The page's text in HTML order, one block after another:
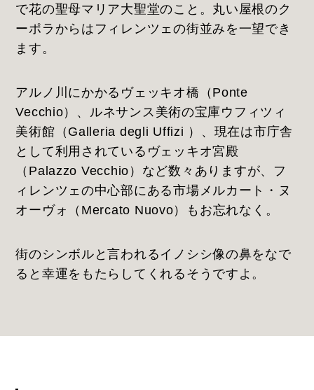
で花の聖母マリア大聖堂のこと。丸い屋根のク
ーポラからはフィレンツェの街並みを一望でき
ます。
アルノ川にかかるヴェッキオ橋（Ponte
Vecchio）、ルネサンス美術の宝庫ウフィツィ
美術館（Galleria degli Uffizi ）、現在は市庁舎
として利用されているヴェッキオ宮殿
（Palazzo Vecchio）など数々ありますが、フ
ィレンツェの中心部にある市場メルカート・ヌ
オーヴォ（Mercato Nuovo）もお忘れなく。
街のシンボルと言われるイノシシ像の鼻をなで
ると幸運をもたらしてくれるそうですよ。